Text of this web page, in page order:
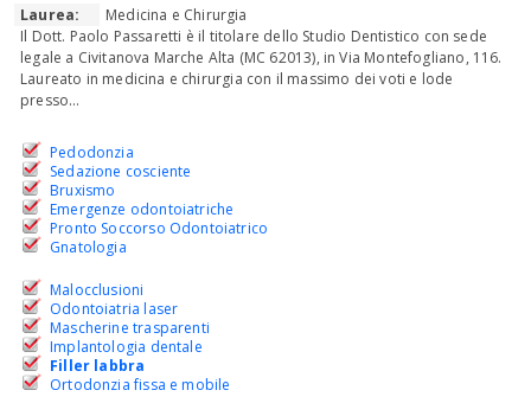
Laurea:
Medicina e Chirurgia
Il Dott. Paolo Passaretti è il titolare dello Studio Dentistico con sede
legale a Civitanova Marche Alta (MC 62013), in Via Montefogliano, 116.
Laureato in medicina e chirurgia con il massimo dei voti e lode
presso...
Pedodonzia
Sedazione cosciente
Bruxismo
Emergenze odontoiatriche
Pronto Soccorso Odontoiatrico
Gnatologia
Malocclusioni
Odontoiatria laser
Mascherine trasparenti
Implantologia dentale
Filler labbra
Ortodonzia fissa e mobile